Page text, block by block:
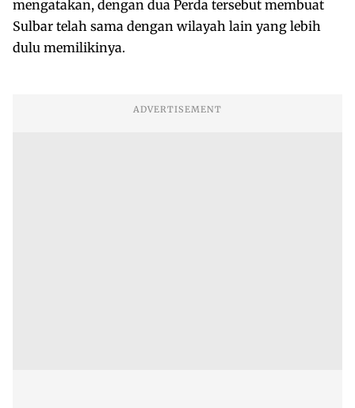
mengatakan, dengan dua Perda tersebut membuat
Sulbar telah sama dengan wilayah lain yang lebih
dulu memilikinya.